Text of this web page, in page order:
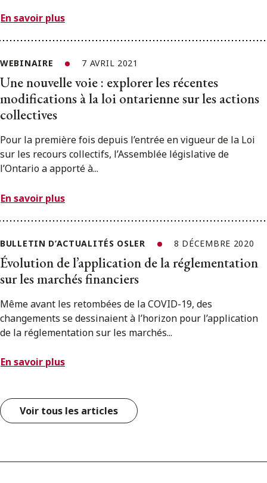
En savoir plus
WEBINAIRE 7 AVRIL 2021
Une nouvelle voie : explorer les récentes
modifications à la loi ontarienne sur les actions
collectives
Pour la première fois depuis l’entrée en vigueur de la Loi
sur les recours collectifs, l’Assemblée législative de
l’Ontario a apporté à...
En savoir plus
BULLETIN D’ACTUALITÉS OSLER 8 DÉCEMBRE 2020
Évolution de l’application de la réglementation
sur les marchés financiers
Même avant les retombées de la COVID-19, des
changements se dessinaient à l’horizon pour l’application
de la réglementation sur les marchés...
En savoir plus
Voir tous les articles